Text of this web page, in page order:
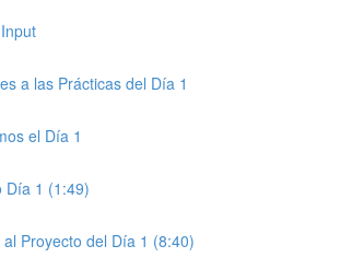
a las Prácticas del Día 1
el Día 1
Día 1 (1:49)
al Proyecto del Día 1 (8:40)